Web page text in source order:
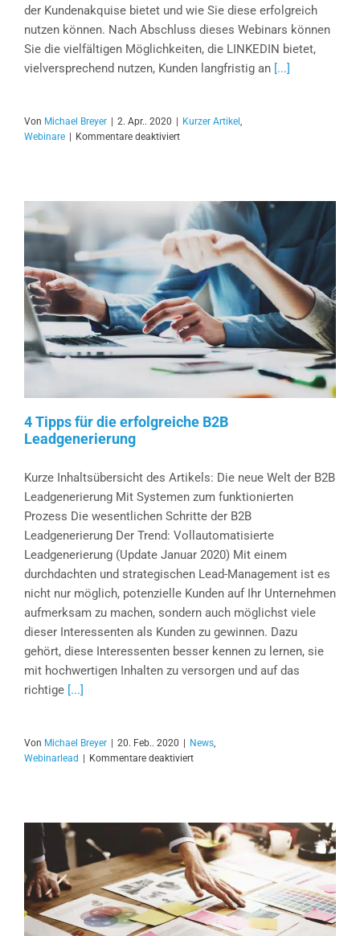
der Kundenakquise bietet und wie Sie diese erfolgreich
nutzen können. Nach Abschluss dieses Webinars können
Sie die vielfältigen Möglichkeiten, die LINKEDIN bietet,
vielversprechend nutzen, Kunden langfristig an [...]
Von Michael Breyer 2. Apr.. 2020 Kurzer Artikel ,
Webinare
Kommentare deaktiviertfür
LinkedIn
4 Tipps für die erfolgreiche B2B
Leadgenerierung
Kurze Inhaltsübersicht des Artikels: Die neue Welt der B2B
Leadgenerierung Mit Systemen zum funktionierten
Prozess Die wesentlichen Schritte der B2B
Leadgenerierung Der Trend: Vollautomatisierte
Leadgenerierung (Update Januar 2020) Mit einem
durchdachten und strategischen Lead-Management ist es
nicht nur möglich, potenzielle Kunden auf Ihr Unternehmen
aufmerksam zu machen, sondern auch möglichst viele
dieser Interessenten als Kunden zu gewinnen. Dazu
gehört, diese Interessenten besser kennen zu lernen, sie
mit hochwertigen Inhalten zu versorgen und auf das
richtige [...]
Von Michael Breyer | 20. Feb.. 2020 | News
Webinarlead | Kommentare deaktiviertfür
erfolgreiche
B2B
Leadgenerierung